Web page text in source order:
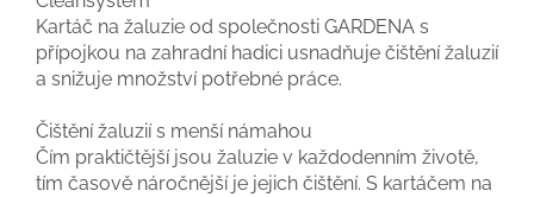
Kartáč na žaluzie od společnosti GARDENA s
přípojkou na zahradní hadici usnadňuje čištění žaluzií
a snižuje množství potřebné práce.
Čištění žaluzií s menší námahou
Čím praktičtější jsou žaluzie v každodenním životě,
tím časově náročnější je jejich čištění. S kartáčem na